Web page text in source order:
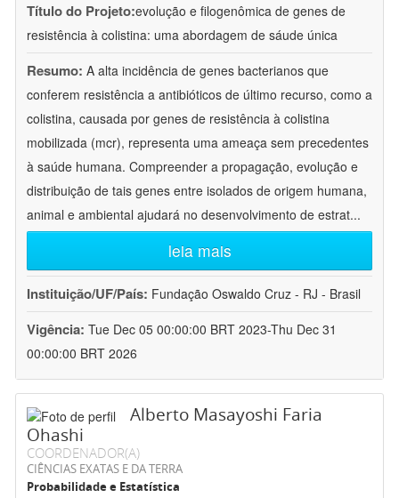
Título do Projeto:evolução e filogenômica de genes de
resistência à colistina: uma abordagem de sáude única
Resumo: A alta incidência de genes bacterianos que
conferem resistência a antibióticos de último recurso, como a
colistina, causada por genes de resistência à colistina
mobilizada (mcr), representa uma ameaça sem precedentes
à saúde humana. Compreender a propagação, evolução e
distribuição de tais genes entre isolados de origem humana,
animal e ambiental ajudará no desenvolvimento de estrat...
leia mais
Instituição/UF/País: Fundação Oswaldo Cruz - RJ - Brasil
Vigência: Tue Dec 05 00:00:00 BRT 2023-Thu Dec 31
00:00:00 BRT 2026
Alberto Masayoshi Faria
Ohashi
COORDENADOR(A)
CIÊNCIAS EXATAS E DA TERRA
Probabilidade e Estatística